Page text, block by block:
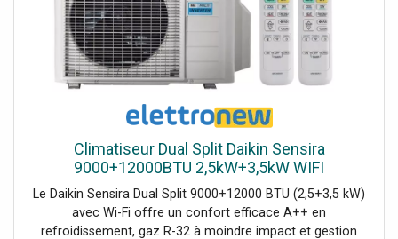
Climatiseur Dual Split Daikin Sensira
9000+12000BTU 2,5kW+3,5kW WIFI
Le Daikin Sensira Dual Split 9000+12000 BTU (2,5+3,5 kW)
avec Wi-Fi offre un confort efficace A++ en
refroidissement, gaz R-32 à moindre impact et gestion